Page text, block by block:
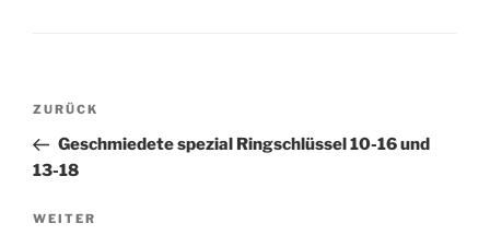
Beitrags-
Vorheriger
Beitrag
ZURÜCK
Geschmiedete spezial Ringschlüssel 10-16 und
13-18
Nächster
WEITER